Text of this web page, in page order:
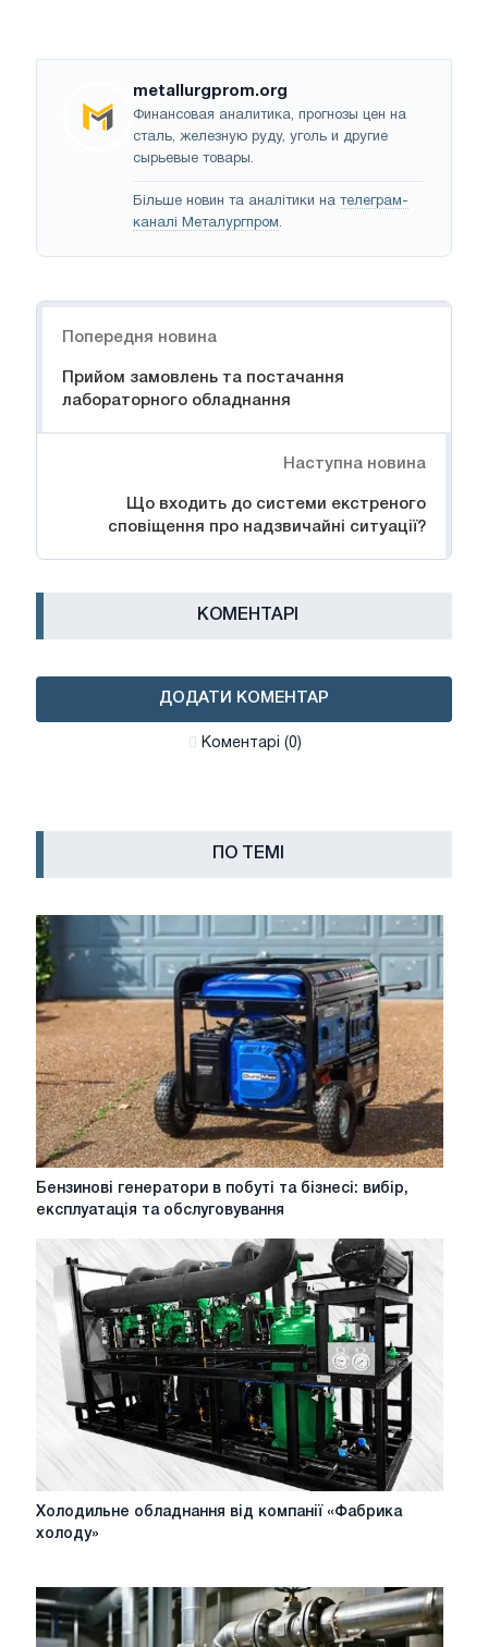
metallurgprom.org
Финансовая аналитика, прогнозы цен на
сталь, железную руду, уголь и другие
сырьевые товары.
Більше новин та аналітики на телеграм-
каналі Металургпром.
Попередня новина
Прийом замовлень та постачання
лабораторного обладнання
Наступна новина
Що входить до системи екстреного
сповіщення про надзвичайні ситуації?
КОМЕНТАРІ
ДОДАТИ КОМЕНТАР
Коментарі (0)
ПО ТЕМІ
Бензинові
бізнесі:
вибір,
експлуатація
обслуговування
Бензинові генератори в побуті та бізнесі: вибір,
експлуатація та обслуговування
Холодильне
«Фабрика
холоду»
Холодильне обладнання від компанії «Фабрика
холоду»